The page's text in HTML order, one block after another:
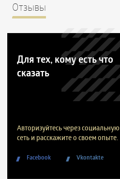
Отзывы
Для тех, кому есть что
сказать
Авторизуйтесь через социальную
сеть и расскажите о своем опыте.
Facebook Vkontakte